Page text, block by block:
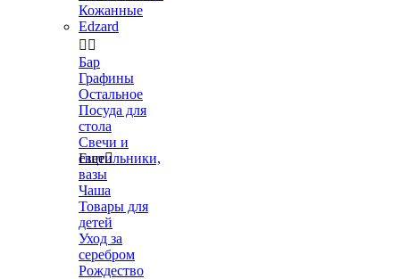
Кожанные
Edzard
 
Бар
Графины
Остальное
Посуда для
стола
Свечи и
светильники,
вазы
Чаша
Товары для
детей
Уход за
серебром
Рождество
Еще